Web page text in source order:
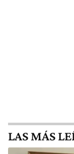
LAS MÁS